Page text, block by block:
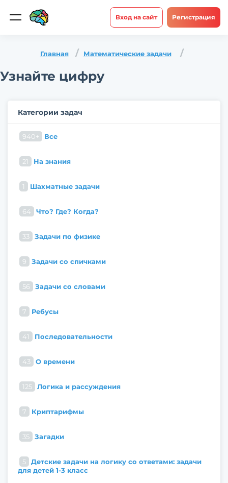
Вход на сайт Регистрация
Главная Математические задачи
Узнайте цифру
Категории задач
940+ Все
21 На знания
1 Шахматные задачи
64 Что? Где? Когда?
33 Задачи по физике
9 Задачи со спичками
56 Задачи со словами
7 Ребусы
41 Последовательности
43 О времени
125 Логика и рассуждения
7 Криптарифмы
35 Загадки
5
Детские задачи на логику со ответами: задачи
для детей 1-3 класс